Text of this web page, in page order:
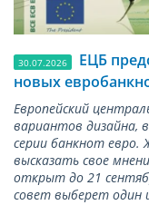
30.07.2026
ЕЦБ
новых
Европейский
вариантов дизайна,
серии банкнот
высказать свое
открыт до 21
совет выберет один